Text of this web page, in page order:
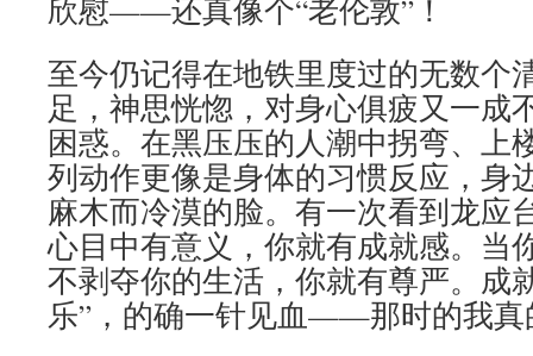
欣慰——还真像个“老伦敦”！
至今仍记得在地铁里度过的无数个
足，神思恍惚，对身心俱疲又一成
困惑。在黑压压的人潮中拐弯、上
列动作更像是身体的习惯反应，身
麻木而冷漠的脸。有一次看到龙应
心目中有意义，你就有成就感。当
不剥夺你的生活，你就有尊严。成
乐”，的确一针见血——那时的我真